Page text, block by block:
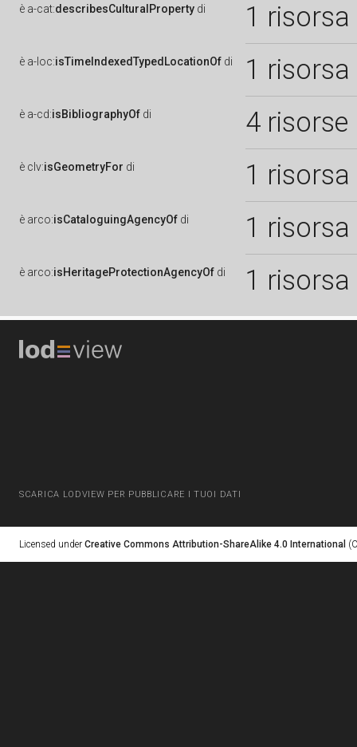
è a-cat:describesCulturalProperty di 1 risorsa
è a-loc:isTimeIndexedTypedLocationOf di 1 risorsa
è a-cd:isBibliographyOf di 4 risorse
è clv:isGeometryFor di 1 risorsa
è arco:isCataloguingAgencyOf di 1 risorsa
è arco:isHeritageProtectionAgencyOf di 1 risorsa
SCARICA LODVIEW PER PUBBLICARE I TUOI DATI
Licensed under Creative Commons Attribution-ShareAlike 4.0 International